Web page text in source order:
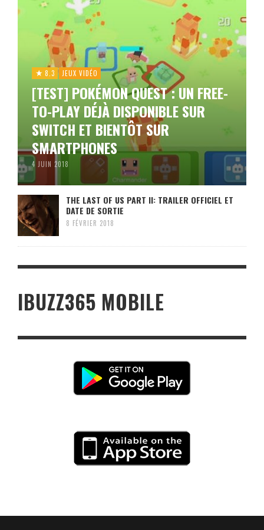
8.3 JEUX VIDÉO
[TEST] POKÉMON QUEST : UN FREE-
TO-PLAY DÉJÀ DISPONIBLE SUR
SWITCH ET BIENTÔT SUR
SMARTPHONES
4 JUIN 2018
THE LAST OF US PART II: TRAILER OFFICIEL ET
DATE DE SORTIE
8 FÉVRIER 2018
IBUZZ365 MOBILE